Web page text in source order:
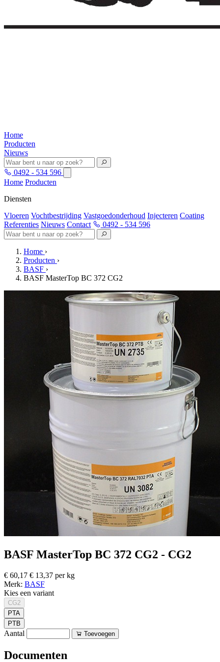
Home
Producten
Nieuws
0492 - 534 596
Home Producten
Diensten
Vloeren Vochtbestrijding Vastgoedonderhoud Injecteren Coating
Referenties Nieuws Contact 0492 - 534 596
Home ›
Producten ›
BASF ›
BASF MasterTop BC 372 CG2
BASF MasterTop BC 372 CG2 - CG2
€ 60,17 € 13,37 per kg
Merk: BASF
Kies een variant
CG2
PTA
PTB
Aantal Toevoegen
Documenten